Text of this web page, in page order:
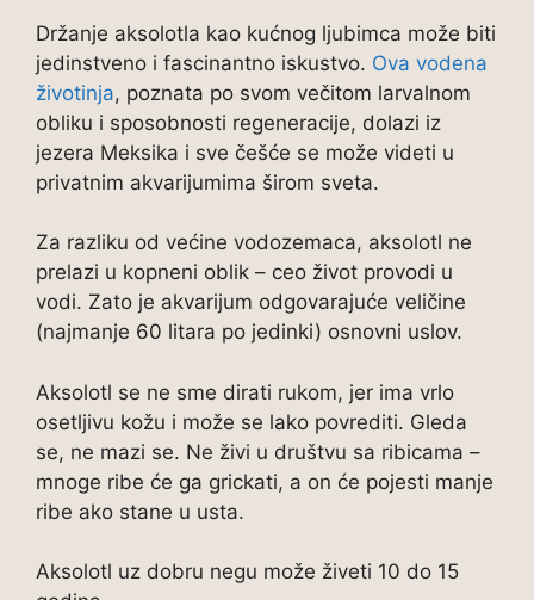
Držanje aksolotla kao kućnog ljubimca može biti
jedinstveno i fascinantno iskustvo. Ova vodena
životinja, poznata po svom večitom larvalnom
obliku i sposobnosti regeneracije, dolazi iz
jezera Meksika i sve češće se može videti u
privatnim akvarijumima širom sveta.
Za razliku od većine vodozemaca, aksolotl ne
prelazi u kopneni oblik – ceo život provodi u
vodi. Zato je akvarijum odgovarajuće veličine
(najmanje 60 litara po jedinki) osnovni uslov.
Aksolotl se ne sme dirati rukom, jer ima vrlo
osetljivu kožu i može se lako povrediti. Gleda
se, ne mazi se. Ne živi u društvu sa ribicama –
mnoge ribe će ga grickati, a on će pojesti manje
ribe ako stane u usta.
Aksolotl uz dobru negu može živeti 10 do 15